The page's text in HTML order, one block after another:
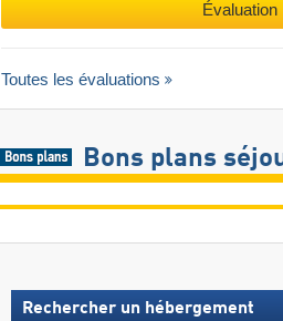
Évaluation
Toutes les évaluations
Bons plans
Rechercher un hébergement